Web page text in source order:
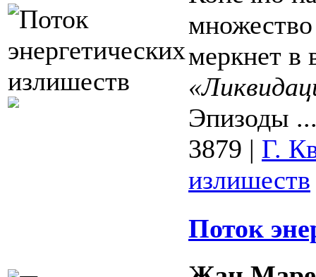
меркнет в
Эпизоды
3879 | Г.
излишеств
Поток